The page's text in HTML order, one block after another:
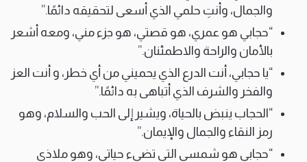
والجمال، وأنتِ حلمي الذي أسعى لتحقيقه دائمًا.”
“حجابي هو عمري، هو قصتي، هو جزء مني، ومعه أشعر
بالأمان والراحة والاطمئنان.”
“يا حجابي، أنت الدرع الذي يحميني من أي خطر، و أنت العز
والفخر والشرف الذي أتباهى به دائمًا.”
“الحجاب ينبض بالحياة، ويشير إلى الحب والسلام، وهو
رمز النقاء والجمال والإيمان.”
“حجابي هو شمسي التي تضيء حياتي، وهو ملاذي